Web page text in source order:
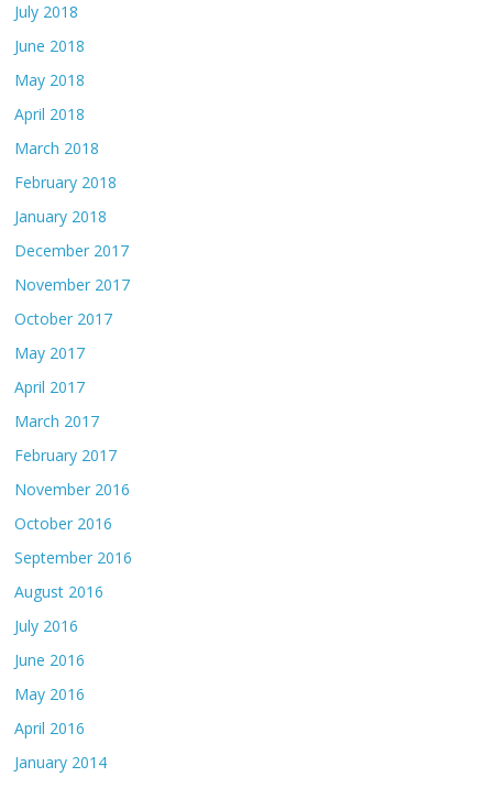
July 2018
June 2018
May 2018
April 2018
March 2018
February 2018
January 2018
December 2017
November 2017
October 2017
May 2017
April 2017
March 2017
February 2017
November 2016
October 2016
September 2016
August 2016
July 2016
June 2016
May 2016
April 2016
January 2014